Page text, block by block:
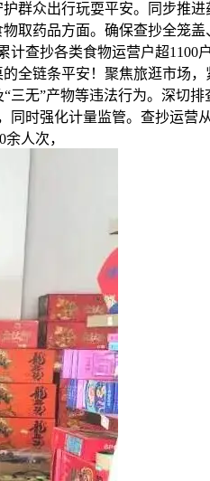
群众出行玩耍平安。同步推
取药品方面。确保查抄全笼
查抄各类食物运营户超1100
全链条平安！聚焦旅逛市场
无”产物等违法行为。深切
时强化计量监管。查抄运营
人次，